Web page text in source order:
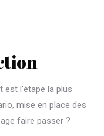
est l’étape la plus
mise en place des
faire passer ?